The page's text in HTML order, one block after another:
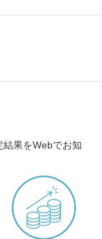
果をWebでお知